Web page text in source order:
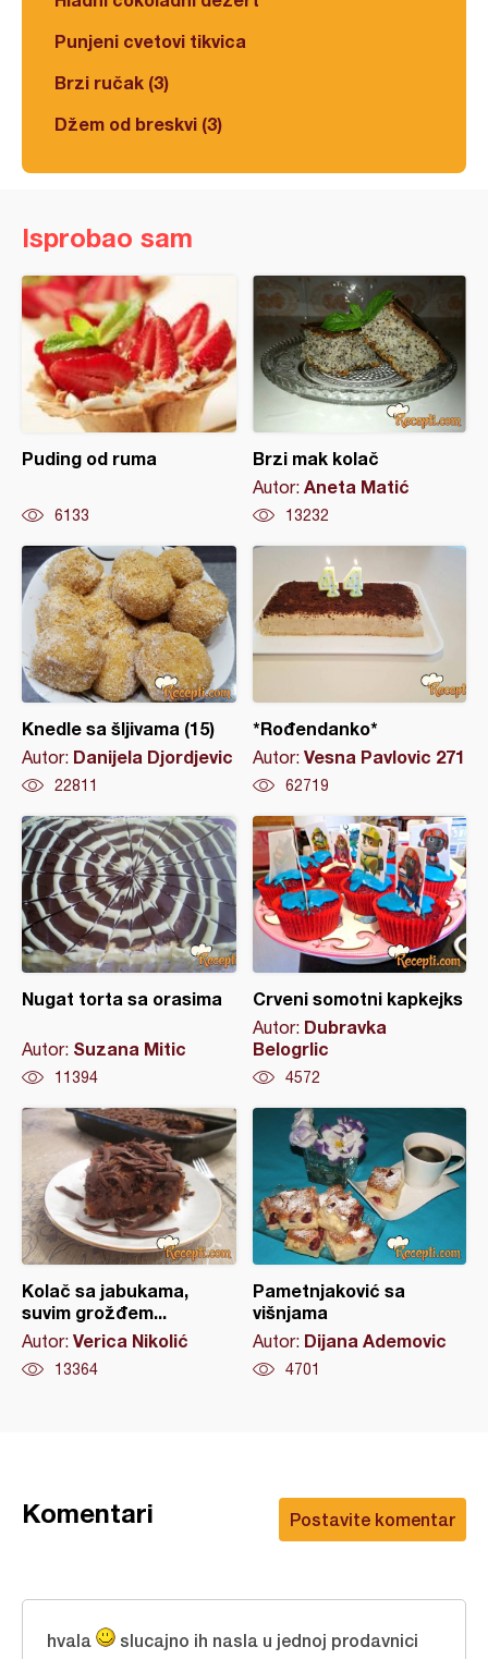
Punjeni cvetovi tikvica
Brzi ručak (3)
Džem od breskvi (3)
Isprobao sam
Puding od ruma
6133
Brzi mak kolač
Autor: Aneta Matić
13232
Knedle sa šljivama (15)
Autor: Danijela Djordjevic
22811
*Rođendanko*
Autor: Vesna Pavlovic 271
62719
Nugat torta sa orasima
Autor: Suzana Mitic
11394
Crveni somotni kapkejks
Autor: Dubravka
Belogrlic
4572
Kolač sa jabukama,
suvim grožđem...
Autor: Verica Nikolić
13364
Pametnjaković sa
višnjama
Autor: Dijana Ademovic
4701
Postavite komentar
Komentari
hvala
slucajno ih nasla u jednoj prodavnici